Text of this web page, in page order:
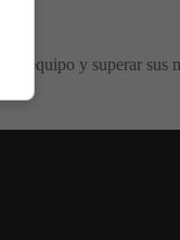
equipo y superar sus